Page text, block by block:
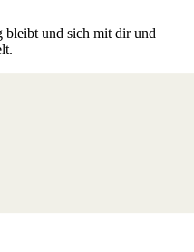
bleibt und sich mit dir und